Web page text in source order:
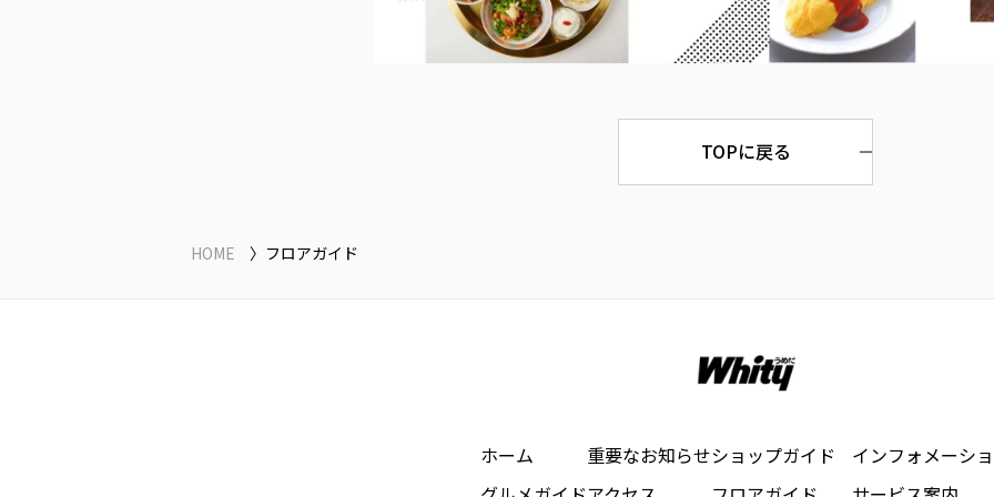
TOPに戻る
HOME フロアガイド
ホーム
重要なお知らせショップガイド
インフォメーシ